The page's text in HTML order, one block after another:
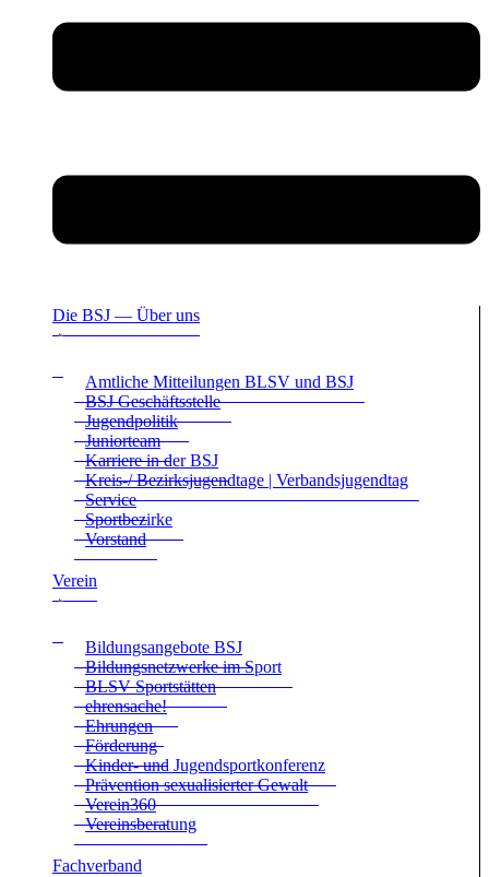
Die BSJ — Über uns
Amt­li­che Mit­tei­lun­gen BLSV und BSJ
BSJ Geschäfts­stelle
Jugend­po­li­tik
Juni­or­team
Kar­riere in der BSJ
Kreis-/ Bezirks­ju­gend­tage | Ver­bands­ju­gend­tag
Ser­vice
Sport­be­zirke
Vor­stand
Ver­ein
Bil­dungs­an­ge­bote BSJ
Bil­dungs­netz­werke im Sport
BLSV Sport­stät­ten
ehren­sa­che!
Ehrun­gen
För­de­rung
Kin­der- und Jugend­sport­kon­fe­renz
Prä­ven­tion sexua­li­sier­ter Gewalt
Verein360
Ver­eins­be­ra­tung
Fach­ver­band